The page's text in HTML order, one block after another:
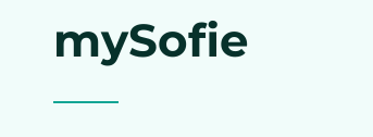
mySofie